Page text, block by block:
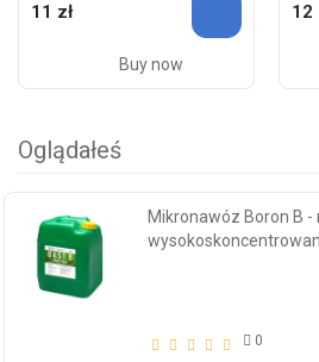
11 zł
Buy now
12
Oglądałeś
Mikronawóz Boron B -
0